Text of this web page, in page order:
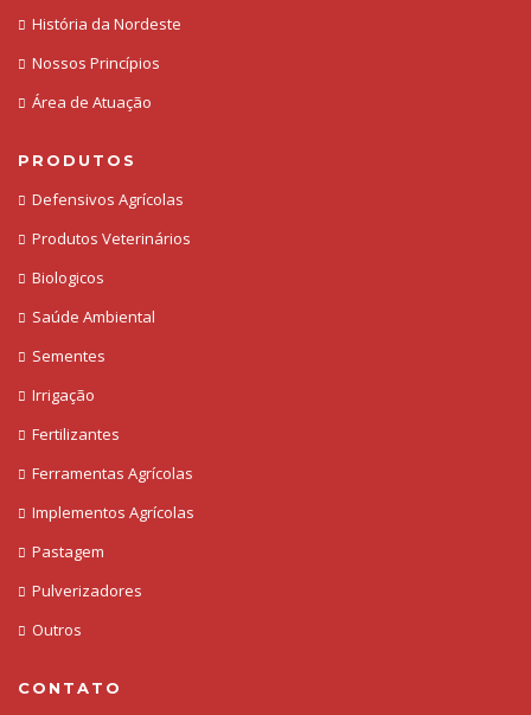
História da Nordeste
Nossos Princípios
Área de Atuação
PRODUTOS
Defensivos Agrícolas
Produtos Veterinários
Biologicos
Saúde Ambiental
Sementes
Irrigação
Fertilizantes
Ferramentas Agrícolas
Implementos Agrícolas
Pastagem
Pulverizadores
Outros
CONTATO